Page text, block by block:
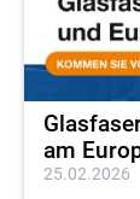
am
25.02.2026